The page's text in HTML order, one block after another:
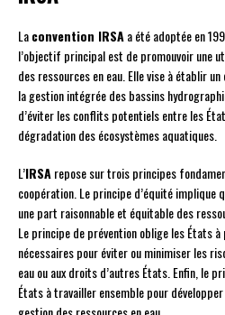
Laconvention IRSAa été adoptée en
l’objectif principal est de promouvoir une
des ressources en eau. Elle vise à établir
la gestion intégrée des bassins
d’éviter les conflits potentiels entre les
dégradation des écosystèmes aquatiques.
L’IRSArepose sur trois principes
coopération. Le principe d’équité implique
une part raisonnable et équitable des
Le principe de prévention oblige les États
nécessaires pour éviter ou minimiser les
eau ou aux droits d’autres États. Enfin, le
États à travailler ensemble pour